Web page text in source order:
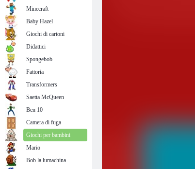
Minecraft
Baby Hazel
Giochi di cartoni
Didattici
Spongebob
Fattoria
Transformers
Saetta McQueen
Ben 10
Camera di fuga
Giochi per bambini
Mario
Bob la lumachina